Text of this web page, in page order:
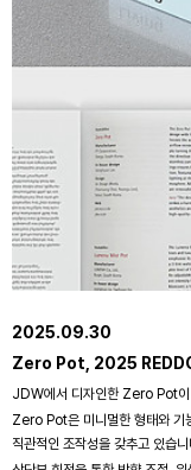
2025.09.30
Zero Pot, 2025
JDW에서 디자인한 Zero Pot이
Zero Pot은 미니멀한 형태와 기
직관적인 조작성을 갖추고 있습